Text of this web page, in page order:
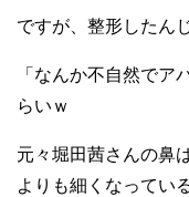
ですが、整形したん
「なんか不自然でア
らいｗ
元々堀田茜さんの鼻
よりも細くなってい